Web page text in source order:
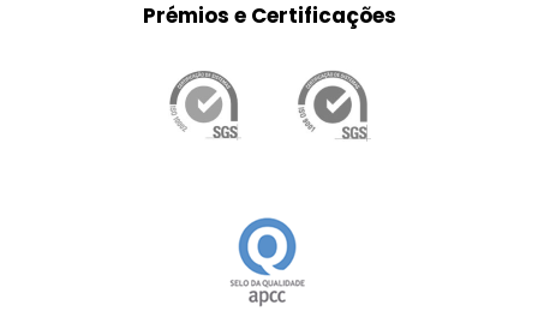
Prémios e Certificações